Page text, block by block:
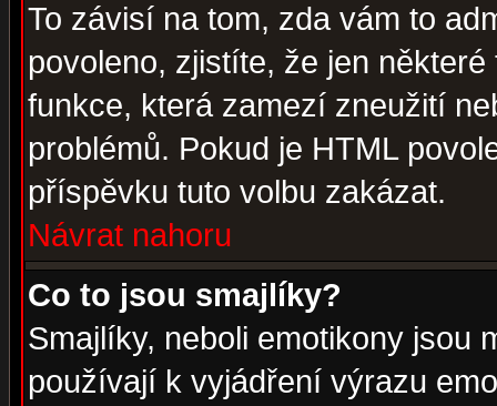
To závisí na tom, zda vám to
povoleno, zjistíte, že jen
funkce, která zamezí zneužití
problémů. Pokud je HTML
příspěvku tuto volbu zakázat.
Návrat nahoru
Co to jsou smajlíky?
Smajlíky, neboli emotikony jsou
používají k vyjádření výrazu